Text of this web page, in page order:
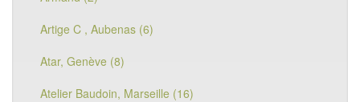
Artige C , Aubenas (6)
Atar, Genève (8)
Atelier Baudoin, Marseille (16)